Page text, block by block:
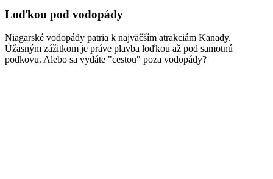
Loďkou pod vodopády
Niagarské vodopády patria k najväčším atrakciám Kanady.
Úžasným zážitkom je práve plavba loďkou až pod samotnú
podkovu. Alebo sa vydáte "cestou" poza vodopády?